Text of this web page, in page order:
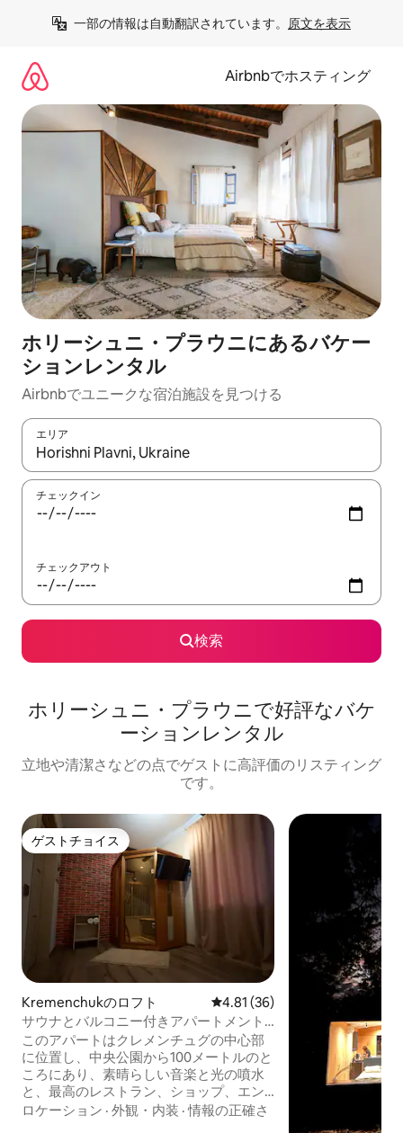
一部の情報は自動翻訳されています。 原文を表示
Airbnbでホスティング
ホリーシュニ・プラウニにあるバケー
ションレンタル
Airbnbでユニークな宿泊施設を見つける
エリア
検索結果が表示されたら、上下の矢印キーを使って移動するか
チェックイン
チェックアウト
検索
ホリーシュニ・プラウニで好評なバケ
ーションレンタル
立地や清潔さなどの点でゲストに高評価のリスティング
です。
ゲストチョイス
ゲストチョイス
Kremenchukのロフト レビュー36件、5つ星中4.81つ
4.81 (36)
サウナとバルコニー付きアパートメント
ロフト
このアパートはクレメンチュグの中心部
に位置し、中央公園から100メートルのと
ころにあり、素晴らしい音楽と光の噴水
と、最高のレストラン、ショップ、エン
ターテイメント複合施設があるソボルナ
ロケーション · 外観・内装 ·情報の正確さ